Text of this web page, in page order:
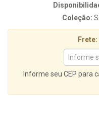
Coleção:
Frete:
Informe seu CEP para